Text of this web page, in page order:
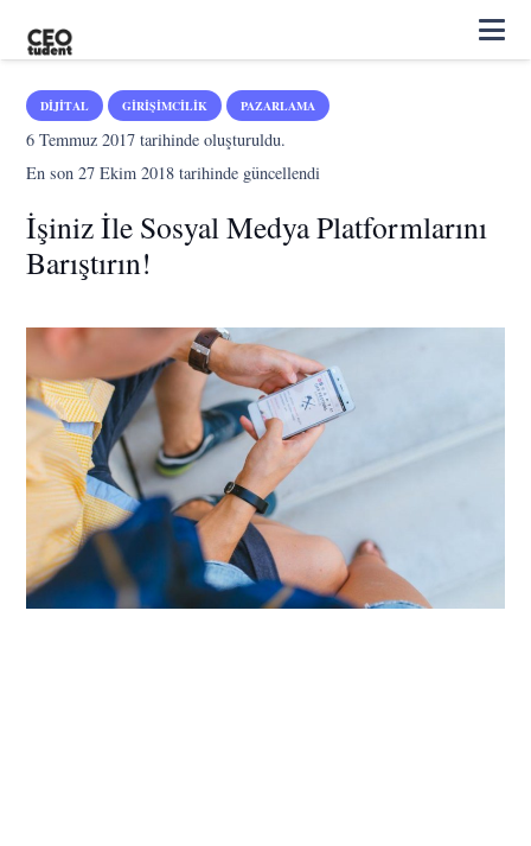
DIJITAL GIRIŞIMCILIK PAZARLAMA
6 Temmuz 2017 tarihinde oluşturuldu.
En son27 Ekim 2018 tarihinde güncellendi
İşiniz İle Sosyal Medya Platformlarını
Barıştırın!